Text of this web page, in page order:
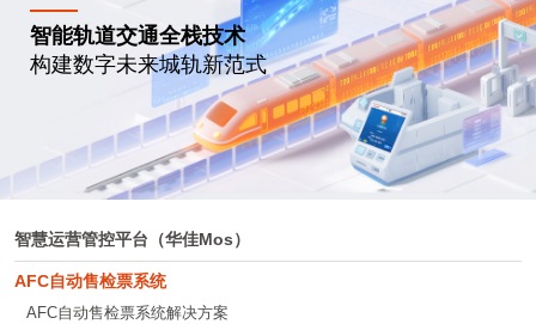
智能轨道交通全栈技术
构建数字未来城轨新范式
智慧运营管控平台（华佳Mos）
AFC自动售检票系统
AFC自动售检票系统解决方案